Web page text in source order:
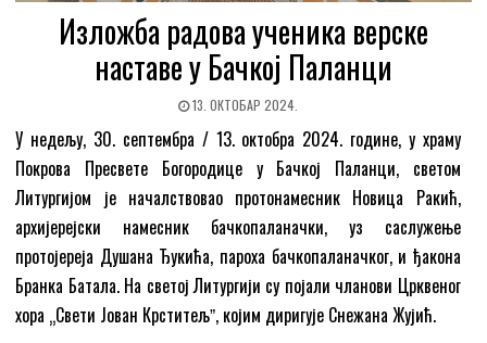
Изложба радова ученика верске
наставе у Бачкој Паланци
13. ОКТОБАР 2024.
У недељу, 30. септембра / 13. октобра 2024. године, у храму
Покрова Пресвете Богородице у Бачкој Паланци, светом
Литургијом је началствовао протонамесник Новица Ракић,
архијерејски намесник бачкопаланачки, уз саслужење
протојереја Душана Ђукића, пароха бачкопаланачког, и ђакона
Бранка Батала. На светој Литургији су појали чланови Црквеног
хора „Свети Јован Крститељˮ, којим диригује Снежана Жујић.